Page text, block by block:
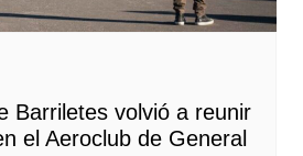
Barriletes volvió a reunir
el Aeroclub de General